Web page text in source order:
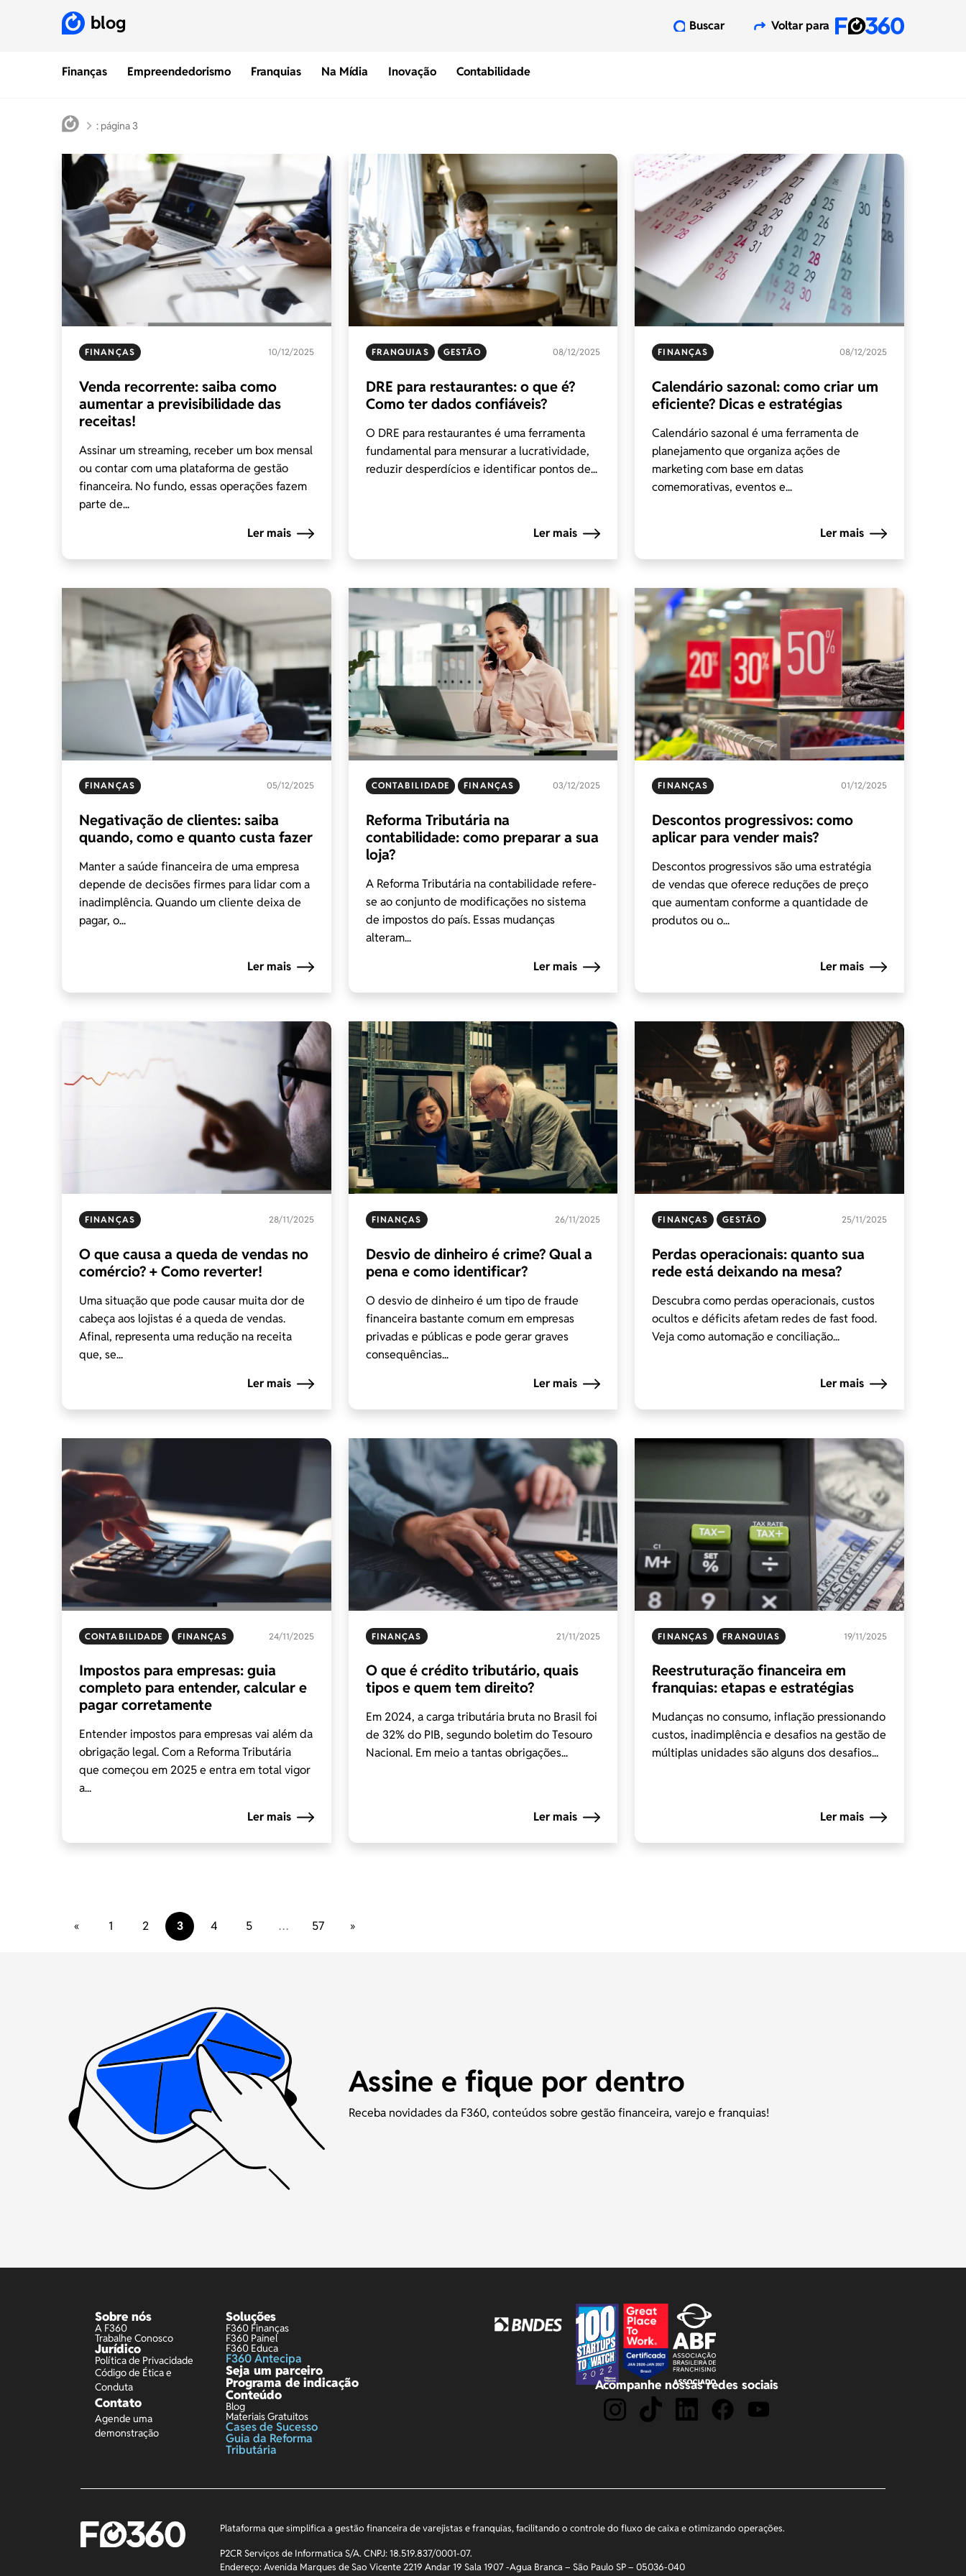
Finanças Empreendedorismo Franquias Na Mídia Inovação Contabilidade
blog Buscar Voltar para
: página 3
FINANÇAS 10/12/2025
Venda recorrente: saiba como
aumentar a previsibilidade das
receitas!
Assinar um streaming, receber um box mensal
ou contar com uma plataforma de gestão
financeira. No fundo, essas operações fazem
parte de...
Ler mais
FRANQUIAS GESTÃO 08/12/2025
DRE para restaurantes: o que é?
Como ter dados confiáveis?
O DRE para restaurantes é uma ferramenta
fundamental para mensurar a lucratividade,
reduzir desperdícios e identificar pontos de...
Ler mais
FINANÇAS 08/12/2025
Calendário sazonal: como criar um
eficiente? Dicas e estratégias
Calendário sazonal é uma ferramenta de
planejamento que organiza ações de
marketing com base em datas
comemorativas, eventos e...
Ler mais
FINANÇAS 05/12/2025
Negativação de clientes: saiba
quando, como e quanto custa fazer
Manter a saúde financeira de uma empresa
depende de decisões firmes para lidar com a
inadimplência. Quando um cliente deixa de
pagar, o...
Ler mais
CONTABILIDADE FINANÇAS 03/12/2025
Reforma Tributária na
contabilidade: como preparar a sua
loja?
A Reforma Tributária na contabilidade refere-
se ao conjunto de modificações no sistema
de impostos do país. Essas mudanças
alteram...
Ler mais
FINANÇAS 01/12/2025
Descontos progressivos: como
aplicar para vender mais?
Descontos progressivos são uma estratégia
de vendas que oferece reduções de preço
que aumentam conforme a quantidade de
produtos ou o...
Ler mais
FINANÇAS 28/11/2025
O que causa a queda de vendas no
comércio? + Como reverter!
Uma situação que pode causar muita dor de
cabeça aos lojistas é a queda de vendas.
Afinal, representa uma redução na receita
que, se...
Ler mais
FINANÇAS 26/11/2025
Desvio de dinheiro é crime? Qual a
pena e como identificar?
O desvio de dinheiro é um tipo de fraude
financeira bastante comum em empresas
privadas e públicas e pode gerar graves
consequências...
Ler mais
FINANÇAS GESTÃO 25/11/2025
Perdas operacionais: quanto sua
rede está deixando na mesa?
Descubra como perdas operacionais, custos
ocultos e déficits afetam redes de fast food.
Veja como automação e conciliação...
Ler mais
CONTABILIDADE FINANÇAS 24/11/2025
Impostos para empresas: guia
completo para entender, calcular e
pagar corretamente
Entender impostos para empresas vai além da
obrigação legal. Com a Reforma Tributária
que começou em 2025 e entra em total vigor
a...
Ler mais
FINANÇAS 21/11/2025
O que é crédito tributário, quais
tipos e quem tem direito?
Em 2024, a carga tributária bruta no Brasil foi
de 32% do PIB, segundo boletim do Tesouro
Nacional. Em meio a tantas obrigações...
Ler mais
FINANÇAS FRANQUIAS 19/11/2025
Reestruturação financeira em
franquias: etapas e estratégias
Mudanças no consumo, inflação pressionando
custos, inadimplência e desafios na gestão de
múltiplas unidades são alguns dos desafios...
Ler mais
« 1 2 3 4 5 … 57 »
Assine e fique por dentro
Receba novidades da F360, conteúdos sobre gestão financeira, varejo e franquias!
Sobre nós
A F360
Trabalhe Conosco
Jurídico
Política de Privacidade
Código de Ética e
Conduta
Contato
Agende uma
demonstração
Soluções
F360 Finanças
F360 Painel
F360 Educa
F360 Antecipa
Seja um parceiro
Programa de indicação
Conteúdo
Blog
Materiais Gratuitos
Cases de Sucesso
Guia da Reforma
Tributária
Acompanhe nossas redes sociais
Plataforma que simplifica a gestão financeira de varejistas e franquias, facilitando o controle do fluxo de caixa e otimizando operações.
P2CR Serviços de Informatica S/A. CNPJ: 18.519.837/0001-07.
Endereço: Avenida Marques de Sao Vicente 2219 Andar 19 Sala 1907 -Agua Branca – São Paulo SP – 05036-040